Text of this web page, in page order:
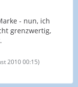
- nun, ich
grenzwertig,
2010 00:15)